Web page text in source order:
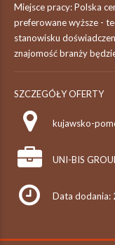
Miejsce pracy: Polska
preferowane wyższe -
stanowisku
znajomość branży
SZCZEGÓŁY OFERTY
kujawsko-
UNI-BIS
Data